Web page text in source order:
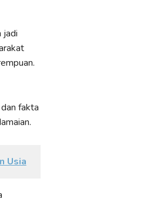
jadi
fakta
Usia